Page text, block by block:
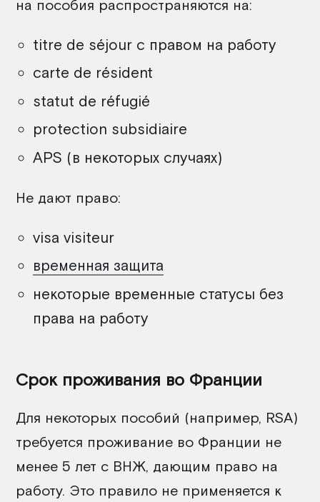
на пособия распространяются на:
titre de séjour с правом на работу
carte de résident
statut de réfugié
protection subsidiaire
APS (в некоторых случаях)
Не дают право:
visa visiteur
временная защита
некоторые временные статусы без
права на работу
Срок проживания во Франции
Для некоторых пособий (например, RSA)
требуется проживание во Франции не
менее 5 лет с ВНЖ, дающим право на
работу. Это правило не применяется к